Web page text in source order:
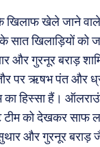
खिलाफ खेले जाने
सात खिलाड़ियों को
और गुरनूर बराड़
पर ऋषभ पंत और
का हिस्सा हैं।
को देखकर साफ
और गुरनूर बराड़